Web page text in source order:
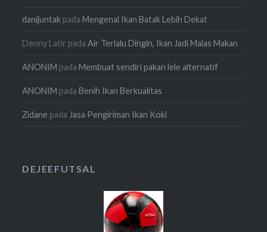
danijuntak padaMengenal Ikan Batak Lebih Dekat
Denny Latir padaAir Terlalu Dingin, Ikan Jadi Malas Makan
ANONIM padaMembuat sendiri pakan lele alternatif
ANONIM padaBenih Ikan Berkualitas
Zidane pada Jasa Pengiriman Ikan Koki
DEJEEFUTSAL